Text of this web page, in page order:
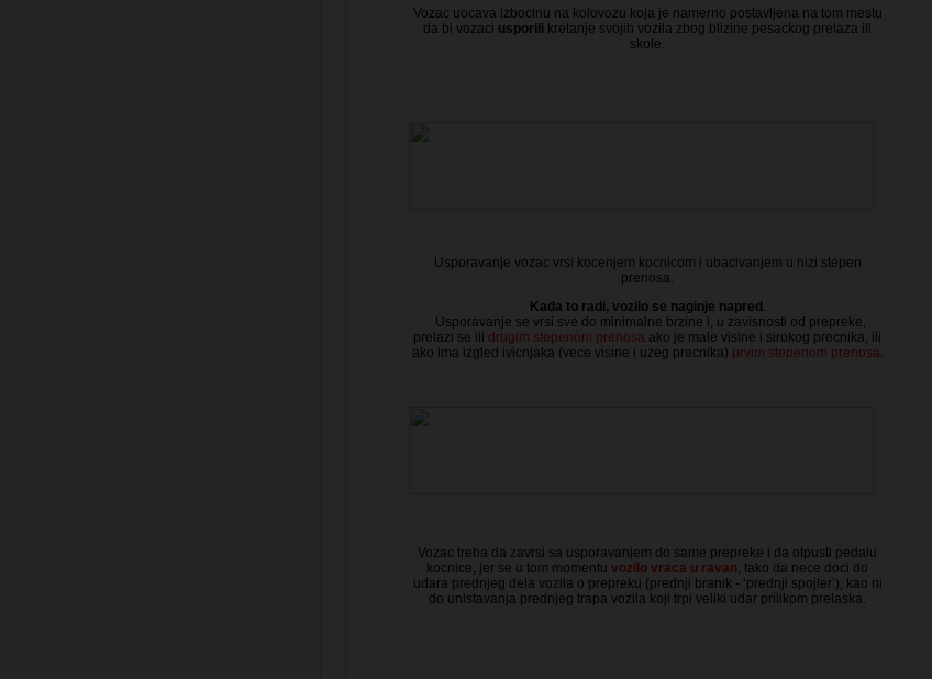
Vozac uocava izbocinu na kolovozu koja je namerno postavljena na tom mestu
da bi vozaci usporili kretanje svojih vozila zbog blizine pesackog prelaza ili
skole.
Usporavanje vozac vrsi kocenjem kocnicom i ubacivanjem u nizi stepen
prenosa.
Kada to radi, vozilo se naginje napred .
Usporavanje se vrsi sve do minimalne brzine i, u zavisnosti od prepreke,
prelazi se ili drugim stepenom prenosa ako je male visine i sirokog precnika, ili
ako ima izgled ivicnjaka (vece visine i uzeg precnika) prvim stepenom prenosa.
Vozac treba da zavrsi sa usporavanjem do same prepreke i da otpusti pedalu
kocnice, jer se u tom momentu vozilo vraca u ravan, tako da nece doci do
udara prednjeg dela vozila o prepreku (prednji branik - ‘prednji spojler’), kao ni
do unistavanja prednjeg trapa vozila koji trpi veliki udar prilikom prelaska.